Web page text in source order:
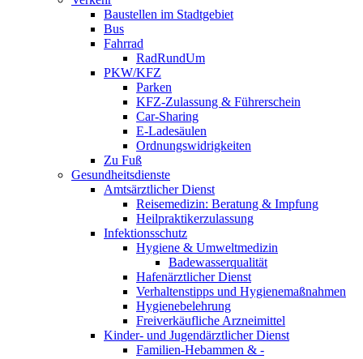
Baustellen im Stadtgebiet
Bus
Fahrrad
RadRundUm
PKW/KFZ
Parken
KFZ-Zulassung & Führerschein
Car-Sharing
E-Ladesäulen
Ordnungswidrigkeiten
Zu Fuß
Gesundheitsdienste
Amtsärztlicher Dienst
Reisemedizin: Beratung & Impfung
Heilpraktikerzulassung
Infektionsschutz
Hygiene & Umweltmedizin
Badewasserqualität
Hafenärztlicher Dienst
Verhaltenstipps und Hygienemaßnahmen
Hygienebelehrung
Freiverkäufliche Arzneimittel
Kinder- und Jugendärztlicher Dienst
Familien-Hebammen & -